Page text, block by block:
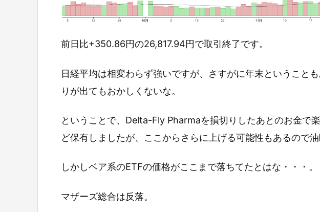
前日比+350.86円の26,817.94円で取引終了です。
日経平均は相変わらず強いですが、さすがに年末ということ
りが出てもおかしくないな。
ということで、Delta-Fly Pharmaを損切りしたあとのお金で
ど保有しましたが、ここからさらに上げる可能性もあるので油
しかしベア系のETFの価格がここまで落ちてたとはな・・・。
マザーズ総合は反落。